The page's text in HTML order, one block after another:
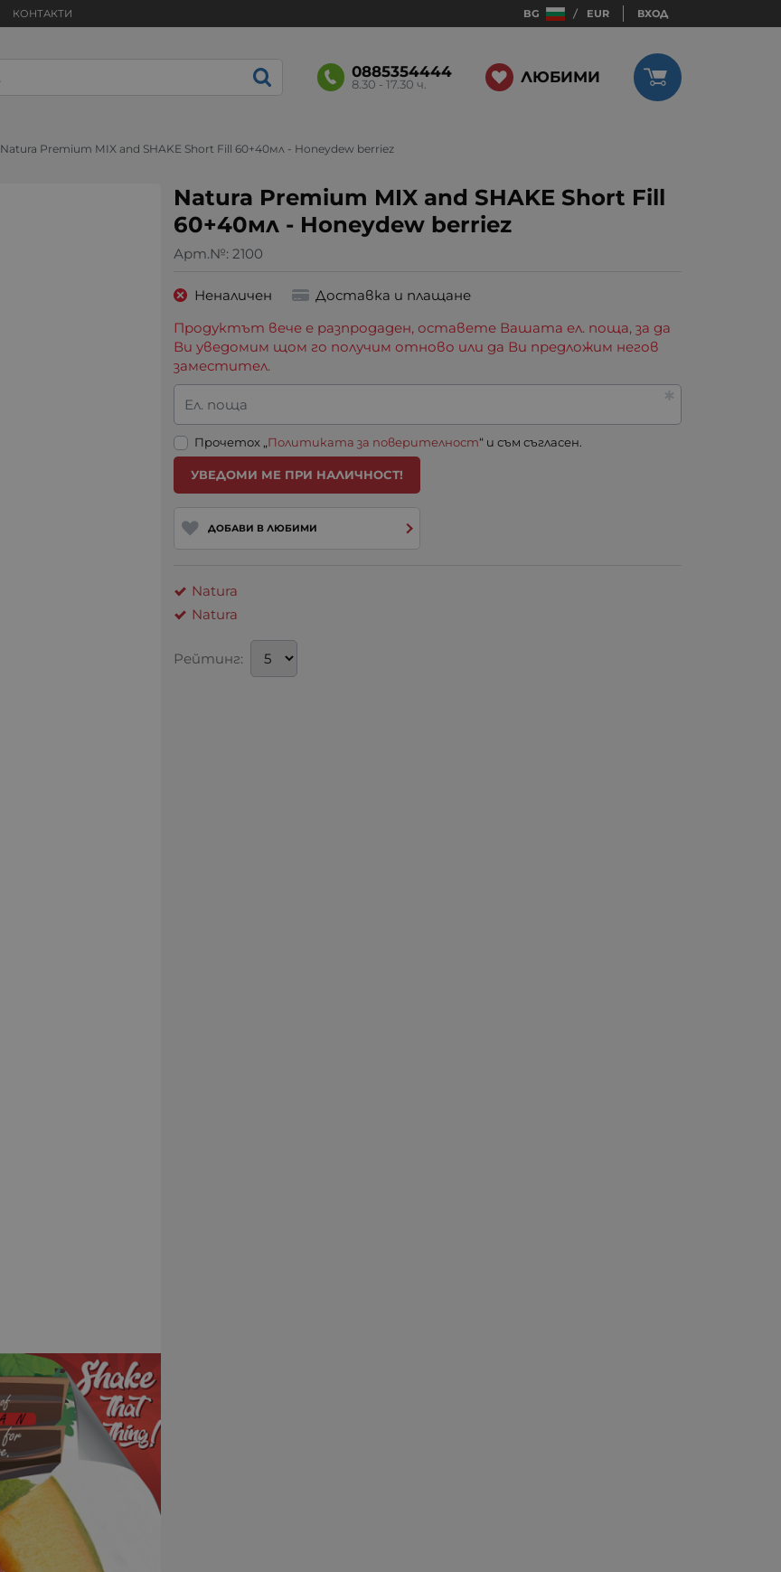
КОНТАКТИ BG EUR ВХОД
0885354444
8.30 - 17.30 ч. ЛЮБИМИ
Natura Premium MIX and SHAKE Short Fill 60+40мл - Honeydew berriez
Natura Premium MIX and SHAKE Short Fill
60+40мл - Honeydew berriez
Арт.№: 2100
Неналичен
Доставка и плащане
Продуктът вече е разпродаден, оставете Вашата ел. поща, за да
Ви уведомим щом го получим отново или да Ви предложим негов
заместител.
Ел. поща
Прочетох „Политиката за поверителност“ и съм съгласен.
УВЕДОМИ МЕ ПРИ НАЛИЧНОСТ!
ДОБАВИ В ЛЮБИМИ
Natura
Natura
Рейтинг: